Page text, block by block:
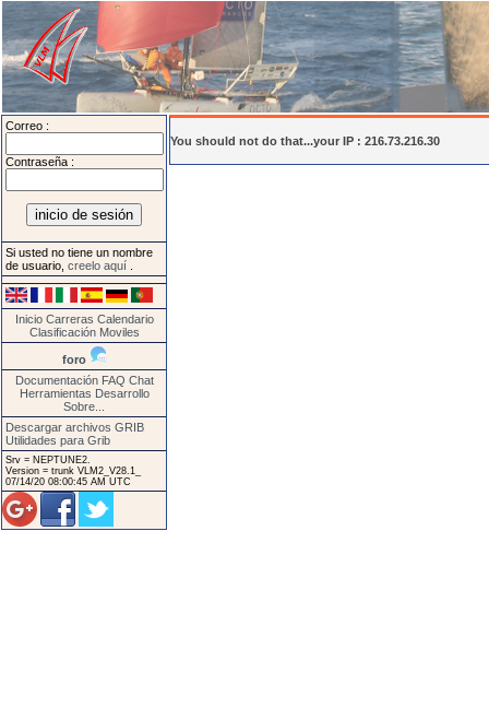
Correo :
Contraseña :
Si usted no tiene un nombre
de usuario, creelo aquí
Inicio Carreras Calendario
Clasificación Moviles
foro
Documentación FAQ Chat
Herramientas Desarrollo
Sobre...
Descargar archivos GRIB
Utilidades para Grib
Srv = NEPTUNE2.
Version = trunk VLM2_V28.1_
07/14/20 08:00:45 AM UTC
You should not do that...your IP : 216.73.216.30